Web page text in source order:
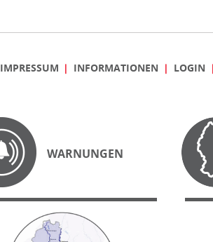
IMPRESSUM INFORMATIONEN LOGIN
WARNUNGEN